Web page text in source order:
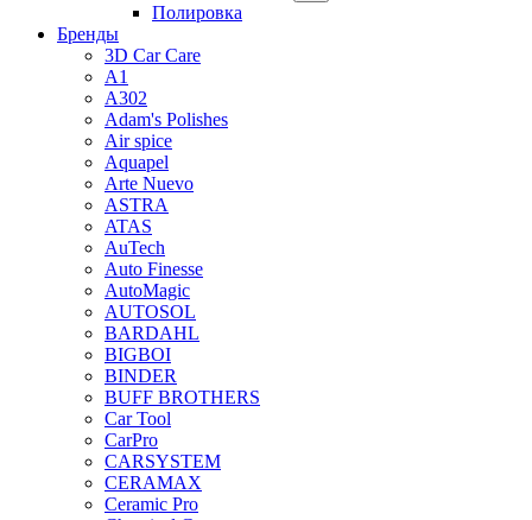
Полировка
Бренды
3D Car Care
A1
A302
Adam's Polishes
Air spice
Aquapel
Arte Nuevo
ASTRA
ATAS
AuTech
Auto Finesse
AutoMagic
AUTOSOL
BARDAHL
BIGBOI
BINDER
BUFF BROTHERS
Car Tool
CarPro
CARSYSTEM
CERAMAX
Ceramic Pro